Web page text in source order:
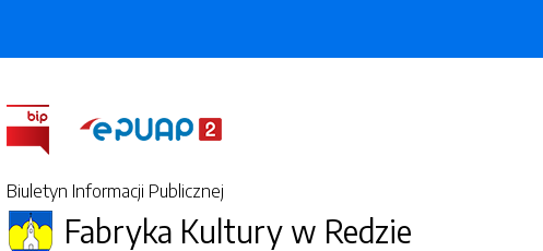
Biuletyn Informacji Publicznej
Fabryka Kultury w Redzie